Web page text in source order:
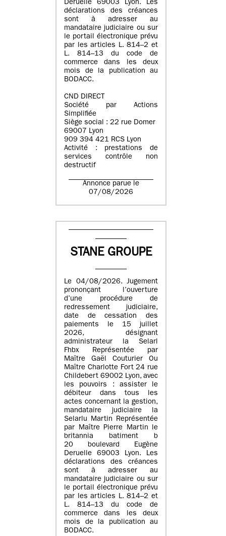
Deruelle 69003 Lyon. Les
déclarations des créances
sont à adresser au
mandataire judiciaire ou sur
le portail électronique prévu
par les articles L. 814–2 et
L. 814–13 du code de
commerce dans les deux
mois de la publication au
BODACC.
CND DIRECT
Société par Actions
Simplifiée
Siège social : 22 rue Domer
69007 Lyon
909 394 421 RCS Lyon
Activité : prestations de
services contrôle non
destructif
Annonce parue le
07/08/2026
STANE GROUPE
Le 04/08/2026. Jugement
prononçant l’ouverture
d’une procédure de
redressement judiciaire,
date de cessation des
paiements le 15 juillet
2026, désignant
administrateur la Selarl
Fhbx Représentée par
Maître Gaël Couturier Ou
Maître Charlotte Fort 24 rue
Childebert 69002 Lyon, avec
les pouvoirs : assister le
débiteur dans tous les
actes concernant la gestion,
mandataire judiciaire la
Selarlu Martin Représentée
par Maître Pierre Martin le
britannia batiment b
20 boulevard Eugène
Deruelle 69003 Lyon. Les
déclarations des créances
sont à adresser au
mandataire judiciaire ou sur
le portail électronique prévu
par les articles L. 814–2 et
L. 814–13 du code de
commerce dans les deux
mois de la publication au
BODACC.